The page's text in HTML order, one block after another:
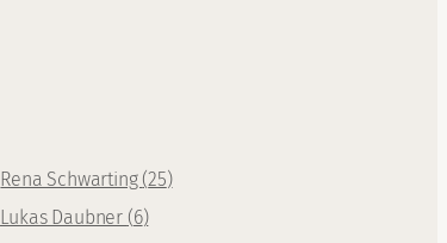
Rena Schwarting (25)
Lukas Daubner (6)